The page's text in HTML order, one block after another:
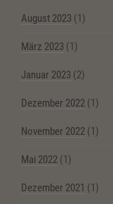
August 2023 (1)
März 2023 (1)
Januar 2023 (2)
Dezember 2022 (1)
November 2022 (1)
Mai 2022 (1)
Dezember 2021 (1)